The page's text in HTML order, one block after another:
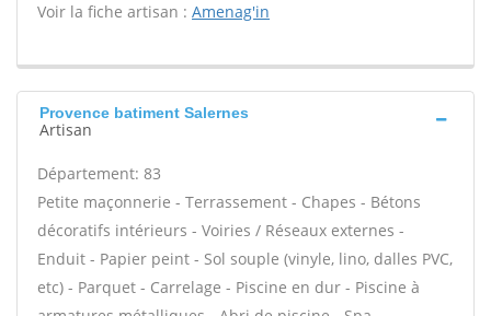
Voir la fiche artisan : Amenag'in
Provence batiment Salernes
Artisan
Département: 83
Petite maçonnerie - Terrassement - Chapes - Bétons
décoratifs intérieurs - Voiries / Réseaux externes -
Enduit - Papier peint - Sol souple (vinyle, lino, dalles PVC,
etc) - Parquet - Carrelage - Piscine en dur - Piscine à